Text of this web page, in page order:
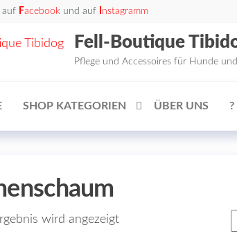
auf Facebook und auf nstagramm
Fell-Boutique
Pflege und Accessoires für Hunde
SHOP KATEGORIEN ÜBER UNS ?
wird angezeigt